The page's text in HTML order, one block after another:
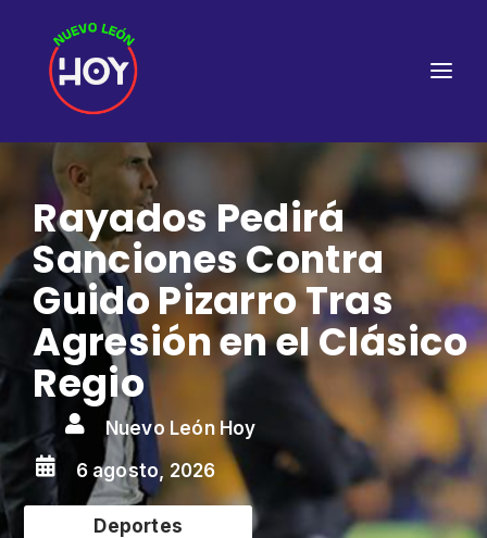
Rayados Pedirá
Sanciones Contra
Guido Pizarro Tras
Agresión en el Clásico
Regio
 Nuevo León Hoy
 6 agosto, 2026
Deportes